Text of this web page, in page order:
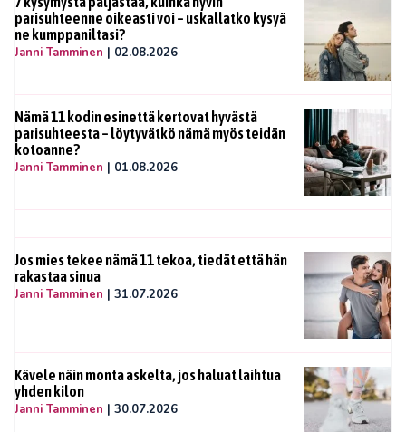
parisuhteenne oikeasti voi – uskallatko kysyä
ne kumppaniltasi?
Janni Tamminen | 02.08.2026
Nämä 11 kodin esinettä kertovat hyvästä
parisuhteesta – löytyvätkö nämä myös teidän
kotoanne?
Janni Tamminen | 01.08.2026
Jos mies tekee nämä 11 tekoa, tiedät että hän
rakastaa sinua
Janni Tamminen | 31.07.2026
Kävele näin monta askelta, jos haluat laihtua
yhden kilon
Janni Tamminen | 30.07.2026